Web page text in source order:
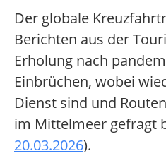
Der globale
Berichten aus der
Erholung nach
Einbrüchen, wobei
Dienst sind und
im Mittelmeer gefragt
20.03.2026).